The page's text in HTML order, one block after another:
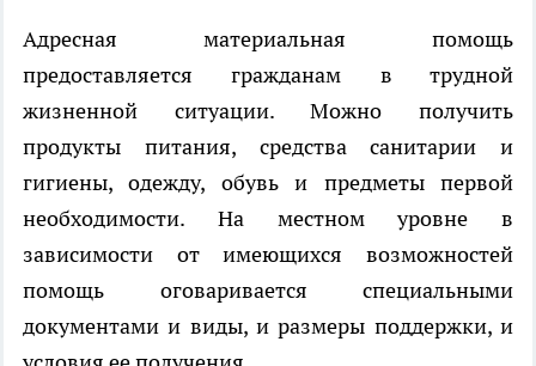
Адресная материальная помощь
предоставляется гражданам в трудной
жизненной ситуации. Можно получить
продукты питания, средства санитарии и
гигиены, одежду, обувь и предметы первой
необходимости. На местном уровне в
зависимости от имеющихся возможностей
помощь оговаривается специальными
документами и виды, и размеры поддержки, и